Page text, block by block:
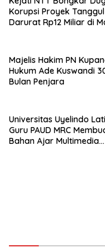
Korupsi Proyek Tanggul
Darurat Rp12 Miliar di
Majelis Hakim PN
Hukum Ade Kuswandi
Bulan Penjara
Universitas Uyelindo
Guru PAUD MRC
Bahan Ajar Multimedia